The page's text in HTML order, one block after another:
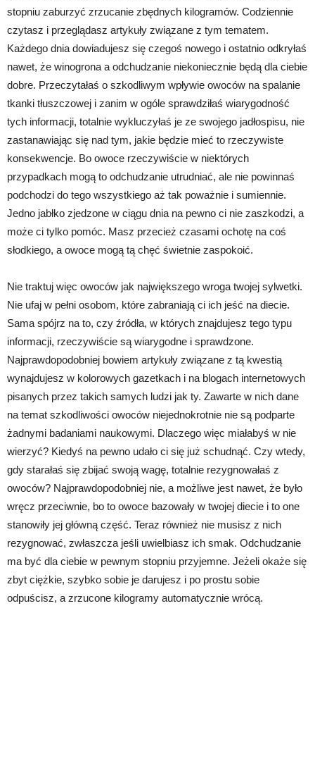
stopniu zaburzyć zrzucanie zbędnych kilogramów. Codziennie
czytasz i przeglądasz artykuły związane z tym tematem.
Każdego dnia dowiadujesz się czegoś nowego i ostatnio odkryłaś
nawet, że winogrona a odchudzanie niekoniecznie będą dla ciebie
dobre. Przeczytałaś o szkodliwym wpływie owoców na spalanie
tkanki tłuszczowej i zanim w ogóle sprawdziłaś wiarygodność
tych informacji, totalnie wykluczyłaś je ze swojego jadłospisu, nie
zastanawiając się nad tym, jakie będzie mieć to rzeczywiste
konsekwencje. Bo owoce rzeczywiście w niektórych
przypadkach mogą to odchudzanie utrudniać, ale nie powinnaś
podchodzi do tego wszystkiego aż tak poważnie i sumiennie.
Jedno jabłko zjedzone w ciągu dnia na pewno ci nie zaszkodzi, a
może ci tylko pomóc. Masz przecież czasami ochotę na coś
słodkiego, a owoce mogą tą chęć świetnie zaspokoić.
Nie traktuj więc owoców jak największego wroga twojej sylwetki.
Nie ufaj w pełni osobom, które zabraniają ci ich jeść na diecie.
Sama spójrz na to, czy źródła, w których znajdujesz tego typu
informacji, rzeczywiście są wiarygodne i sprawdzone.
Najprawdopodobniej bowiem artykuły związane z tą kwestią
wynajdujesz w kolorowych gazetkach i na blogach internetowych
pisanych przez takich samych ludzi jak ty. Zawarte w nich dane
na temat szkodliwości owoców niejednokrotnie nie są podparte
żadnymi badaniami naukowymi. Dlaczego więc miałabyś w nie
wierzyć? Kiedyś na pewno udało ci się już schudnąć. Czy wtedy,
gdy starałaś się zbijać swoją wagę, totalnie rezygnowałaś z
owoców? Najprawdopodobniej nie, a możliwe jest nawet, że było
wręcz przeciwnie, bo to owoce bazowały w twojej diecie i to one
stanowiły jej główną część. Teraz również nie musisz z nich
rezygnować, zwłaszcza jeśli uwielbiasz ich smak. Odchudzanie
ma być dla ciebie w pewnym stopniu przyjemne. Jeżeli okaże się
zbyt ciężkie, szybko sobie je darujesz i po prostu sobie
odpuścisz, a zrzucone kilogramy automatycznie wrócą.